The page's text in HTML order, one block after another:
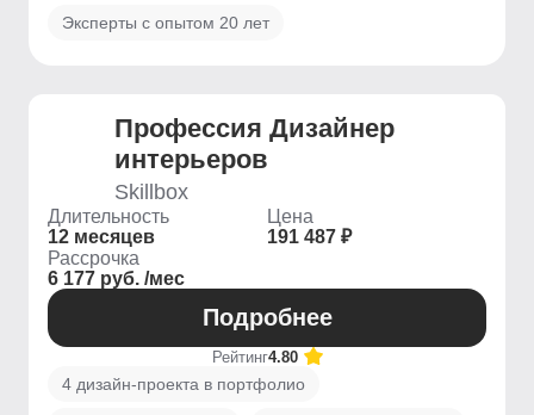
Эксперты с опытом 20 лет
Профессия Дизайнер
интерьеров
Skillbox
Длительность
12 месяцев
Цена
191 487 ₽
Рассрочка
6 177 руб. /мес
Подробнее
Рейтинг4.80
4 дизайн-проекта в портфолио